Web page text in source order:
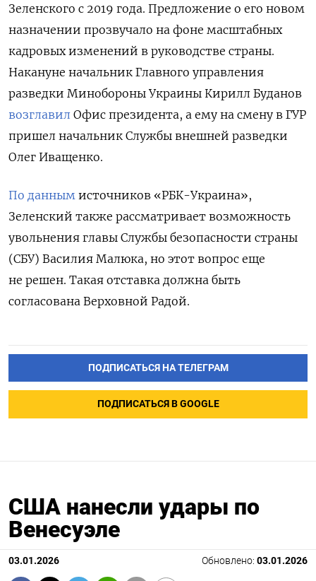
Зеленского с 2019 года. Предложение о его новом
назначении прозвучало на фоне масштабных
кадровых изменений в руководстве страны.
Накануне начальник Главного управления
разведки Минобороны Украины Кирилл Буданов
возглавил Офис президента, а ему на смену в ГУР
пришел начальник Службы внешней разведки
Олег Иващенко.
По данным источников «РБК-Украина»,
Зеленский также рассматривает возможность
увольнения главы Службы безопасности страны
(СБУ) Василия Малюка, но этот вопрос еще
не решен. Такая отставка должна быть
согласована Верховной Радой.
ПОДПИСАТЬСЯ НА ТЕЛЕГРАМ
ПОДПИСАТЬСЯ В GOOGLE
США нанесли удары по
Венесуэле
03.01.2026 Обновлено: 03.01.2026